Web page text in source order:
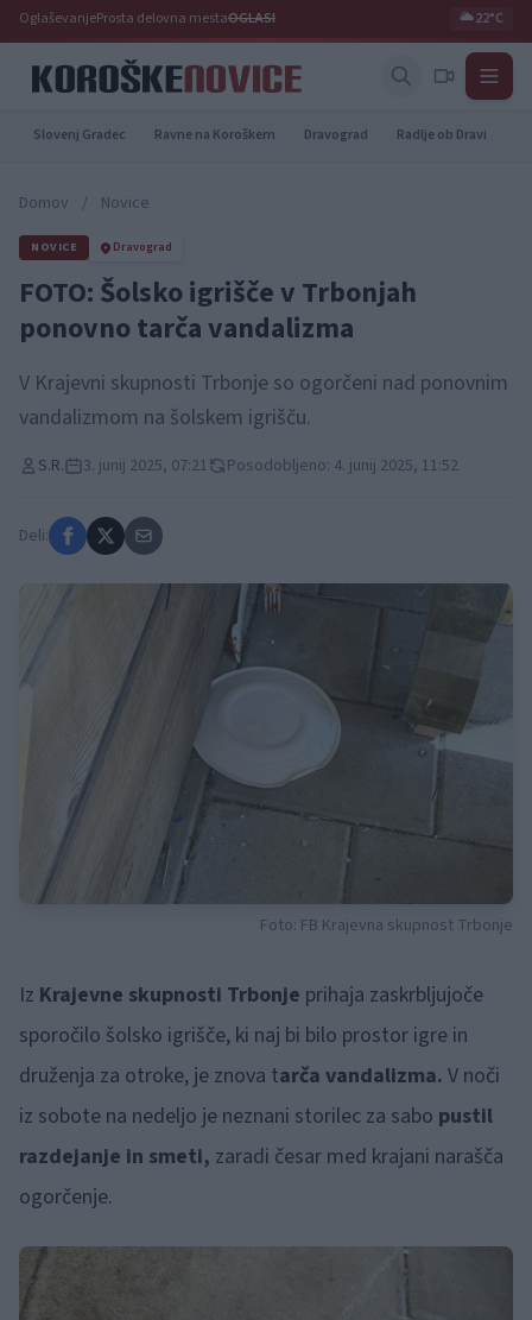
OglaševanjeProsta delovna mestaOGLASI 🌥️22°C
Slovenj Gradec Ravne na Koroškem Dravograd Radlje ob Dravi
Domov / Novice
NOVICE Dravograd
FOTO: Šolsko igrišče v Trbonjah
ponovno tarča vandalizma
V Krajevni skupnosti Trbonje so ogorčeni nad ponovnim
vandalizmom na šolskem igrišču.
S.R. 3. junij 2025, 07:21 Posodobljeno: 4. junij 2025, 11:52
Deli:
Foto: FB Krajevna skupnost Trbonje
Iz Krajevne skupnosti Trbonje prihaja zaskrbljujoče
sporočilo šolsko igrišče, ki naj bi bilo prostor igre in
druženja za otroke, je znova tarča vandalizma. V noči
iz sobote na nedeljo je neznani storilec za sabo pustil
razdejanje in smeti, zaradi česar med krajani narašča
ogorčenje.